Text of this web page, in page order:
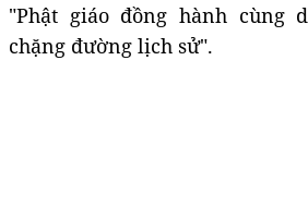
"Phật giáo đồng hành cùng
chặng đường lịch sử".